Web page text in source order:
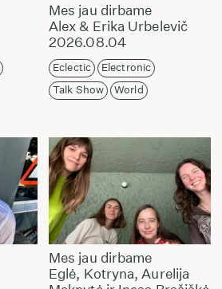
Mes jau dirbame
Alex & Erika Urbelevič
2026.08.04
Eclectic
Electronic
Talk Show
World
Mes jau dirbame
Eglė, Kotryna, Aurelija